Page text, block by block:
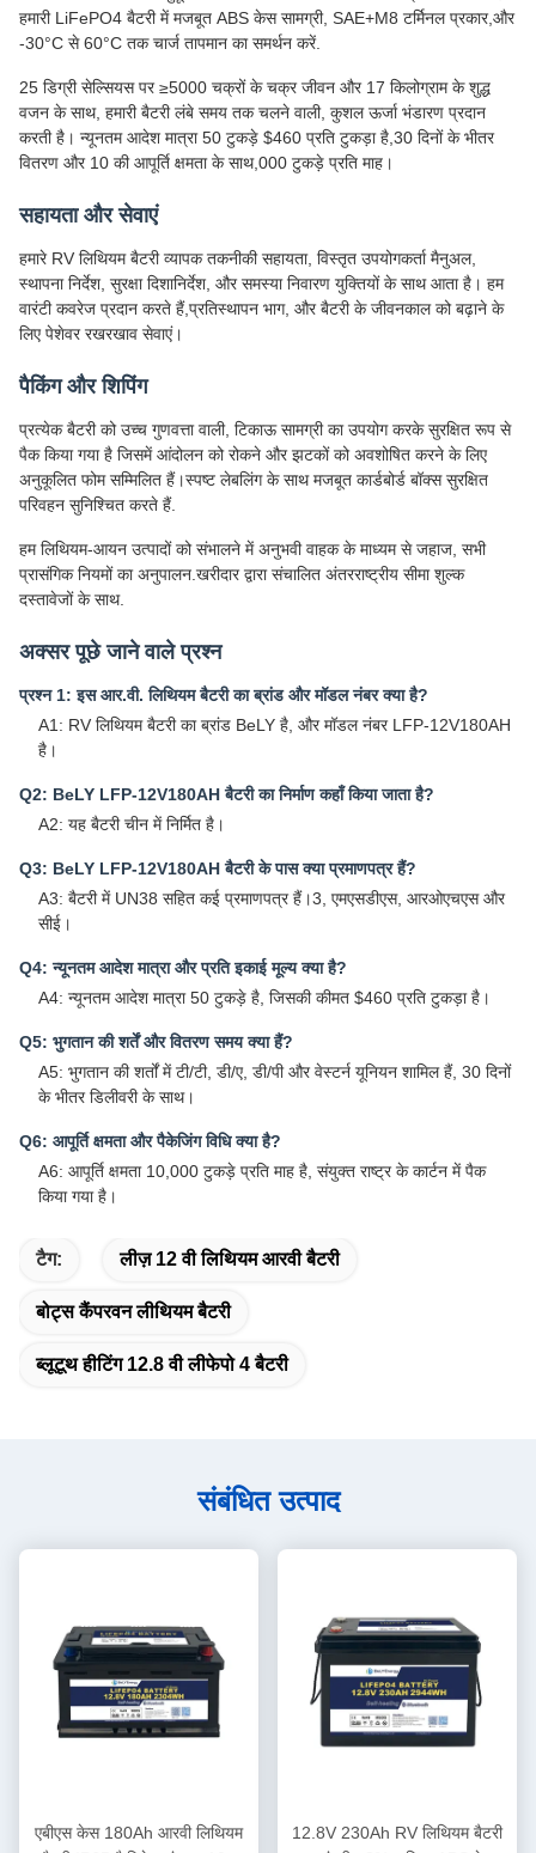
हमारी LiFePO4 बैटरी में मजबूत ABS केस सामग्री, SAE+M8 टर्मिनल प्रकार,और
-30°C से 60°C तक चार्ज तापमान का समर्थन करें.
25 डिग्री सेल्सियस पर ≥5000 चक्रों के चक्र जीवन और 17 किलोग्राम के शुद्ध
वजन के साथ, हमारी बैटरी लंबे समय तक चलने वाली, कुशल ऊर्जा भंडारण प्रदान
करती है। न्यूनतम आदेश मात्रा 50 टुकड़े $460 प्रति टुकड़ा है,30 दिनों के भीतर
वितरण और 10 की आपूर्ति क्षमता के साथ,000 टुकड़े प्रति माह।
सहायता और सेवाएं
हमारे RV लिथियम बैटरी व्यापक तकनीकी सहायता, विस्तृत उपयोगकर्ता मैनुअल,
स्थापना निर्देश, सुरक्षा दिशानिर्देश, और समस्या निवारण युक्तियों के साथ आता है। हम
वारंटी कवरेज प्रदान करते हैं,प्रतिस्थापन भाग, और बैटरी के जीवनकाल को बढ़ाने के
लिए पेशेवर रखरखाव सेवाएं।
पैकिंग और शिपिंग
प्रत्येक बैटरी को उच्च गुणवत्ता वाली, टिकाऊ सामग्री का उपयोग करके सुरक्षित रूप से
पैक किया गया है जिसमें आंदोलन को रोकने और झटकों को अवशोषित करने के लिए
अनुकूलित फोम सम्मिलित हैं।स्पष्ट लेबलिंग के साथ मजबूत कार्डबोर्ड बॉक्स सुरक्षित
परिवहन सुनिश्चित करते हैं.
हम लिथियम-आयन उत्पादों को संभालने में अनुभवी वाहक के माध्यम से जहाज, सभी
प्रासंगिक नियमों का अनुपालन.खरीदार द्वारा संचालित अंतरराष्ट्रीय सीमा शुल्क
दस्तावेजों के साथ.
अक्सर पूछे जाने वाले प्रश्न
प्रश्न 1: इस आर.वी. लिथियम बैटरी का ब्रांड और मॉडल नंबर क्या है?
A1: RV लिथियम बैटरी का ब्रांड BeLY है, और मॉडल नंबर LFP-12V180AH
है।
Q2: BeLY LFP-12V180AH बैटरी का निर्माण कहाँ किया जाता है?
A2: यह बैटरी चीन में निर्मित है।
Q3: BeLY LFP-12V180AH बैटरी के पास क्या प्रमाणपत्र हैं?
A3: बैटरी में UN38 सहित कई प्रमाणपत्र हैं।3, एमएसडीएस, आरओएचएस और
सीई।
Q4: न्यूनतम आदेश मात्रा और प्रति इकाई मूल्य क्या है?
A4: न्यूनतम आदेश मात्रा 50 टुकड़े है, जिसकी कीमत $460 प्रति टुकड़ा है।
Q5: भुगतान की शर्तें और वितरण समय क्या हैं?
A5: भुगतान की शर्तों में टी/टी, डी/ए, डी/पी और वेस्टर्न यूनियन शामिल हैं, 30 दिनों
के भीतर डिलीवरी के साथ।
Q6: आपूर्ति क्षमता और पैकेजिंग विधि क्या है?
A6: आपूर्ति क्षमता 10,000 टुकड़े प्रति माह है, संयुक्त राष्ट्र के कार्टन में पैक
किया गया है।
टैग: लीज़ 12 वी लिथियम आरवी बैटरी
बोट्स कैंपरवन लीथियम बैटरी
ब्लूटूथ हीटिंग 12.8 वी लीफेपो 4 बैटरी
संबंधित उत्पाद
एबीएस केस 180Ah आरवी लिथियम
12.8V 230Ah RV लिथियम बैटरी